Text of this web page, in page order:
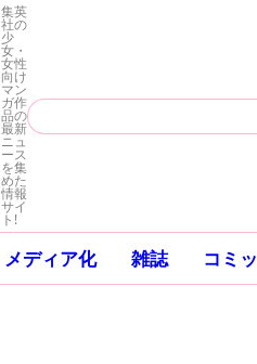
集英
社の
少
女・
女性
向け
マン
ガ作
品の
最新
ニュ
ース
を集
めた
情報
サイ
ト!
メディア化 雑誌 コミ